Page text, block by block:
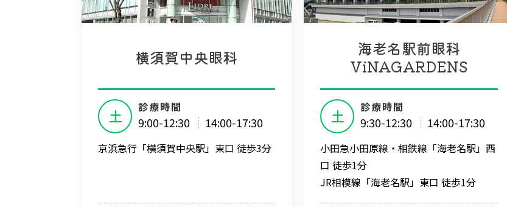
横須賀中央眼科
土 診療時間
9:00-12:30 14:00-17:30
京浜急行「横須賀中央駅」東口 徒歩3分
海老名駅前眼科
ViNAGARDENS
土 診療時間
9:30-12:30 14:00-17:30
小田急小田原線・相鉄線「海老名駅」西
口 徒歩1分
JR相模線「海老名駅」東口 徒歩1分